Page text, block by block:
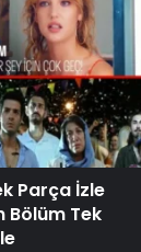
Parça İzle
Bölüm Tek